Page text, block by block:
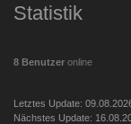
Statistik
8 Benutzer online
Letztes Update:
Nächstes Update: